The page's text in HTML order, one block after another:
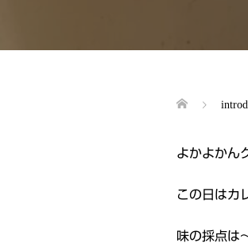
よかよかん
この日はカ
味の採点